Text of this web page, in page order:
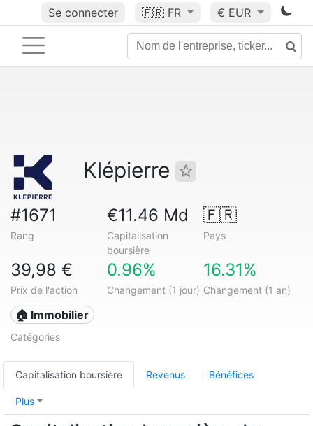
Se connecter 🇫🇷 FR € EUR
Klépierre
#1671
Rang
€11.46 Md
Capitalisation
boursière
🇫🇷
Pays
39,98 €
Prix de l'action
0.96%
Changement (1 jour)
16.31%
Changement (1 an)
🏠 Immobilier
Catégories
Capitalisation boursière Revenus Bénéfices
Plus